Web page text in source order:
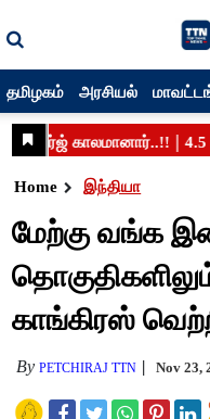
தமிழகம் அரசியல்
Home இந்தியா
மேற்கு வங்க
காங்கிரஸ்
ByPETCHIRAJ TTN Nov 23,